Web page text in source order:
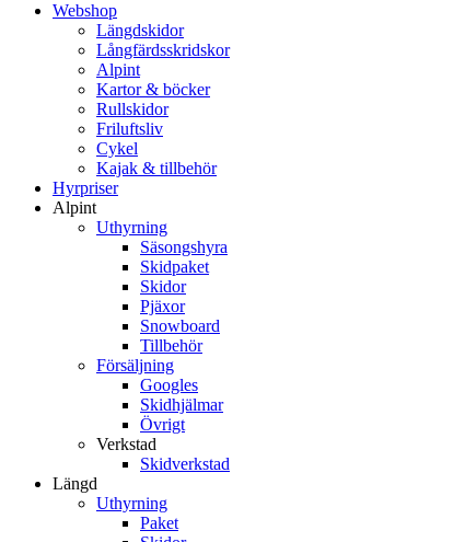
Webshop
Längdskidor
Långfärdsskridskor
Alpint
Kartor & böcker
Rullskidor
Friluftsliv
Cykel
Kajak & tillbehör
Hyrpriser
Alpint
Uthyrning
Säsongshyra
Skidpaket
Skidor
Pjäxor
Snowboard
Tillbehör
Försäljning
Googles
Skidhjälmar
Övrigt
Verkstad
Skidverkstad
Längd
Uthyrning
Paket